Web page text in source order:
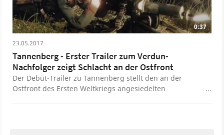
0:37
23.05.2017
Tannenberg - Erster Trailer zum Verdun-
Nachfolger zeigt Schlacht an der Ostfront
Der Debüt-Trailer zu Tannenberg stellt den an der
Ostfront des Ersten Weltkriegs angesiedelten